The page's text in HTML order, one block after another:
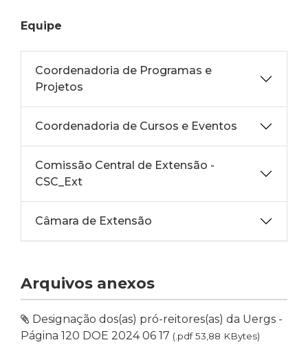
Equipe
Coordenadoria de Programas e
Projetos
Coordenadoria de Cursos e Eventos
Comissão Central de Extensão -
CSC_Ext
Câmara de Extensão
Arquivos anexos
Designação dos(as) pró-reitores(as) da Uergs -
Página 120 DOE 2024 06 17 (.pdf 53,88 KBytes)